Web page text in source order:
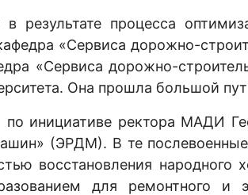
результате процесса
«Сервиса дорожно-
«Сервиса дорожно-
Она прошла большой
инициативе ректора МАДИ
(ЭРДМ). В те послевоенные
восстановления
для ремонтного и